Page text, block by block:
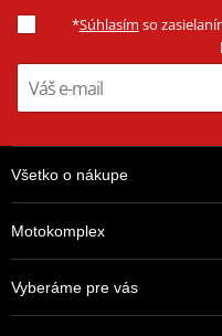
*Súhlasím so
Všetko o nákupe
Motokomplex
Vyberáme pre vás